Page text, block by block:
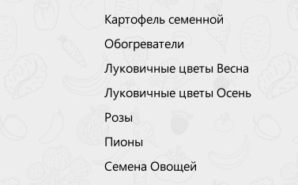
Картофель семенной
Обогреватели
Луковичные цветы Весна
Луковичные цветы Осень
Розы
Пионы
Семена Овощей